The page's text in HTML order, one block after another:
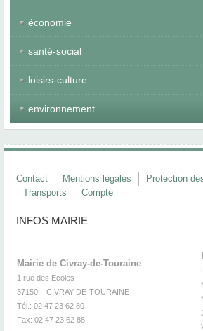
économie
santé-social
loisirs-culture
environnement
Contact Mentions légales
Protection
Transports
Compte
INFOS MAIRIE
Mairie de Civray-de-Touraine
1 rue des Ecoles
37150 – CIVRAY-DE-TOURAINE
Tél.: 02 47 23 62 80
Fax: 02 47 23 62 88